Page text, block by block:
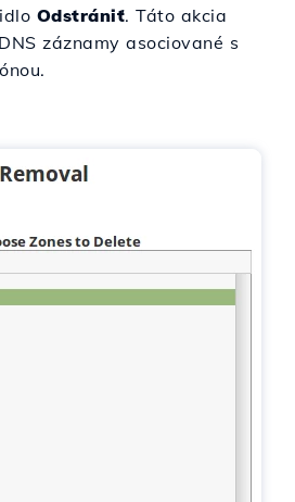
Odstrániť. Táto akcia
záznamy asociované s